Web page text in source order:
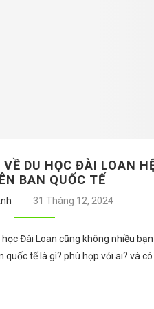
DU HỌC ĐÀI LOAN
BAN QUỐC TẾ
31 Tháng 12, 2024
Đài Loan cũng không nhiều bạn
quốc tế là gì? phù hợp với ai? và có